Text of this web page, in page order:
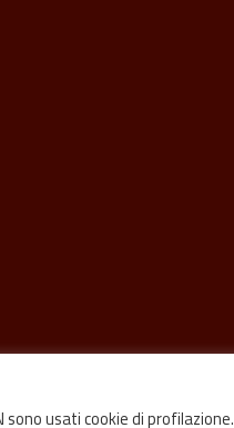
usati cookie di profilazione.